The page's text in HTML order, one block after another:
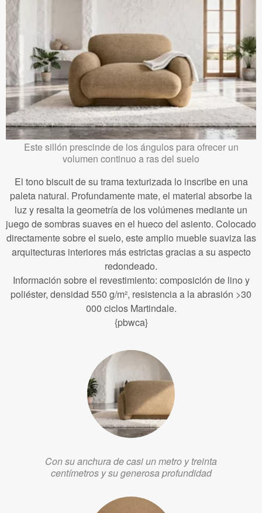
Este sillón prescinde de los ángulos para ofrecer un
volumen continuo a ras del suelo
El tono biscuit de su trama texturizada lo inscribe en una
paleta natural. Profundamente mate, el material absorbe la
luz y resalta la geometría de los volúmenes mediante un
juego de sombras suaves en el hueco del asiento. Colocado
directamente sobre el suelo, este amplio mueble suaviza las
arquitecturas interiores más estrictas gracias a su aspecto
redondeado.
Información sobre el revestimiento: composición de lino y
poliéster, densidad 550 g/m², resistencia a la abrasión >30
000 ciclos Martindale.
{pbwca}
Con su anchura de casi un metro y treinta
centímetros y su generosa profundidad